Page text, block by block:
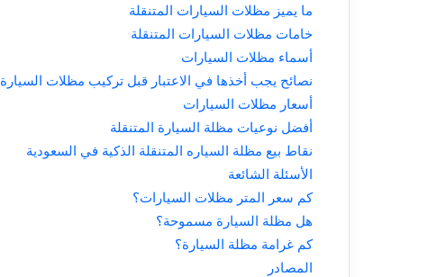
ما يميز مظلات السيارات المتنقلة
خامات مظلات السيارات المتنقلة
أسماء مظلات السيارات
نصائح يجب أخذها في الاعتبار قبل تركيب مظلات السيارة
أسعار مظلات السيارات
أفضل نوعيات مظلة السيارة المتنقلة
نقاط بيع مظلة السياره المتنقلة الذكية في السعودية
الأسئلة الشائعة
كم سعر المتر مظلات السيارات؟
هل مظلة السيارة مسموحة؟
كم غرامة مظلة السيارة؟
المصادر